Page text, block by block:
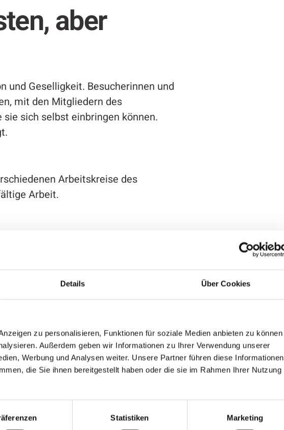
Details Über Cookies
zu personalisieren, Funktionen für soziale Medien anbieten zu können
Außerdem geben wir Informationen zu Ihrer Verwendung unserer
Werbung und Analysen weiter. Unsere Partner führen diese Informationen
die Sie ihnen bereitgestellt haben oder die sie im Rahmen Ihrer Nutzung
Statistiken Marketing
aber
und Geselligkeit. Besucherinnen und
mit den Mitgliedern des
sich selbst einbringen können.
Arbeitskreise des
Arbeit.
Leben“ setzt sich der Attendorner
älterer Menschen ein. Das
im Alter und als
sowie der Stadtverwaltung.
Vorsitz hatten bislang Uli
2024 steht Wolfgang Dröge an